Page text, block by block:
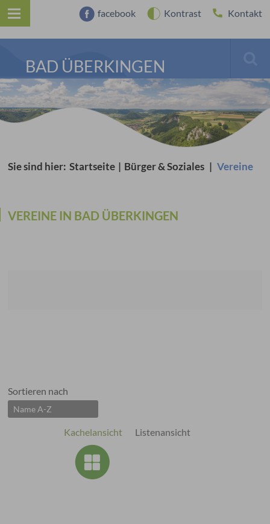
facebook Kontrast Kontakt
BAD ÜBERKINGEN
Sie sind hier: Startseite | Bürger & Soziales | Vereine
VEREINE IN BAD ÜBERKINGEN
Sortieren nach
Listenansicht
Kachelansicht